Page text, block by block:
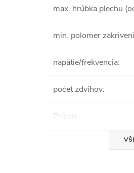
max. hrúbka plechu
min. polomer
napätie/frekvencia:
počet zdvihov:
Príkon: